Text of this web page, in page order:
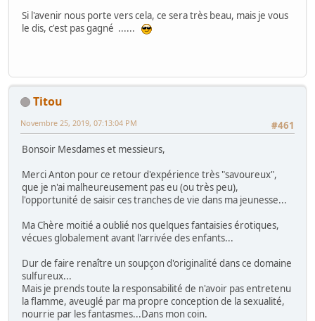
Si l'avenir nous porte vers cela, ce sera très beau, mais je vous
le dis, c'est pas gagné ......
Titou
#461
Novembre 25, 2019, 07:13:04 PM
Bonsoir Mesdames et messieurs,
Merci Anton pour ce retour d'expérience très "savoureux",
que je n'ai malheureusement pas eu (ou très peu),
l'opportunité de saisir ces tranches de vie dans ma jeunesse...
Ma Chère moitié a oublié nos quelques fantaisies érotiques,
vécues globalement avant l'arrivée des enfants...
Dur de faire renaître un soupçon d'originalité dans ce domaine
sulfureux...
Mais je prends toute la responsabilité de n'avoir pas entretenu
la flamme, aveuglé par ma propre conception de la sexualité,
nourrie par les fantasmes...Dans mon coin.